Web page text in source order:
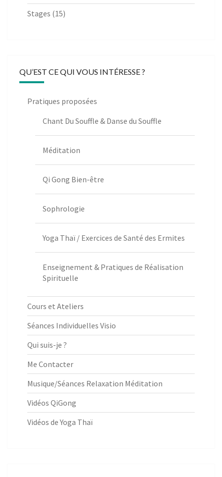
Stages (15)
QU’EST CE QUI VOUS INTÉRESSE ?
Pratiques proposées
Chant Du Souffle & Danse du Souffle
Méditation
Qi Gong Bien-être
Sophrologie
Yoga Thaï / Exercices de Santé des Ermites
Enseignement & Pratiques de Réalisation
Spirituelle
Cours et Ateliers
Séances Individuelles Visio
Qui suis-je ?
Me Contacter
Musique/Séances Relaxation Méditation
Vidéos QiGong
Vidéos de Yoga Thaï